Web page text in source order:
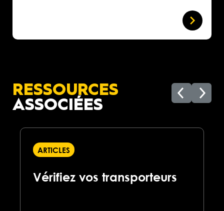
RESSOURCES
ASSOCIÉES
ARTICLES
Vérifiez vos transporteurs